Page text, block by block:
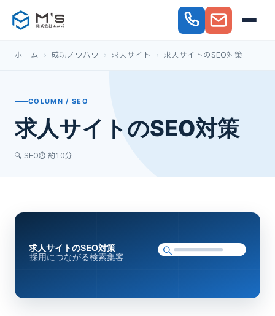
ホーム › 成功ノウハウ › 求人サイト › 求人サイトのSEO対策
COLUMN / SEO
求人サイトのSEO対策
🔍 SEO⏱ 約10分
求人サイトのSEO対策
採用につながる検索集客